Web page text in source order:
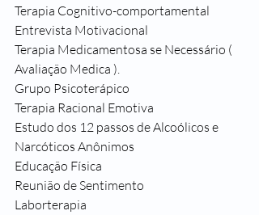
Terapia Cognitivo-comportamental
Entrevista Motivacional
Terapia Medicamentosa se Necessário (
Avaliação Medica ).
Grupo Psicoterápico
Terapia Racional Emotiva
Estudo dos 12 passos de Alcoólicos e
Narcóticos Anônimos
Educação Física
Reunião de Sentimento
Laborterapia